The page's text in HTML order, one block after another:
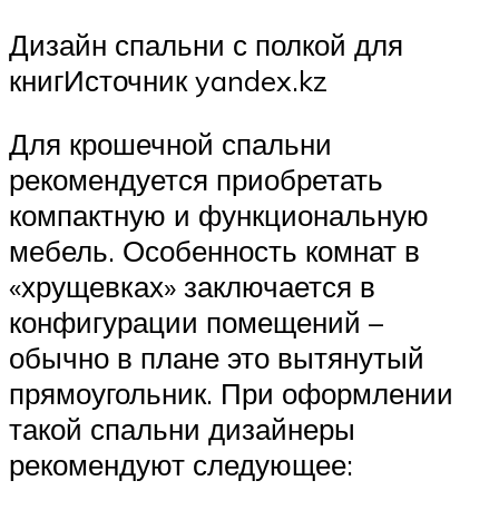
Дизайн спальни с полкой для
книгИсточник yandex.kz
Для крошечной спальни
рекомендуется приобретать
компактную и функциональную
мебель. Особенность комнат в
«хрущевках» заключается в
конфигурации помещений –
обычно в плане это вытянутый
прямоугольник. При оформлении
такой спальни дизайнеры
рекомендуют следующее: